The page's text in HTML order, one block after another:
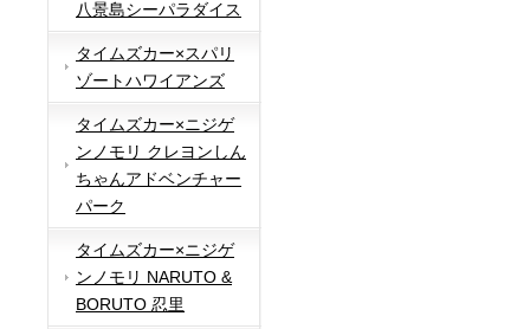
八景島シーパラダイス
タイムズカー×スパリ
ゾートハワイアンズ
タイムズカー×ニジゲ
ンノモリ クレヨンしん
ちゃんアドベンチャー
パーク
タイムズカー×ニジゲ
ンノモリ NARUTO &
BORUTO 忍里